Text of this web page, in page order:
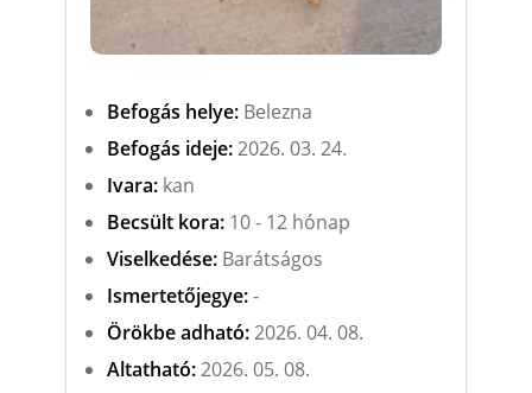
Befogás helye:Belezna
Befogás ideje:2026. 03. 24.
Ivara:kan
Becsült kora:10 - 12 hónap
Viselkedése:Barátságos
Ismertetőjegye:-
Örökbe adható:2026. 04. 08.
Altatható:2026. 05. 08.